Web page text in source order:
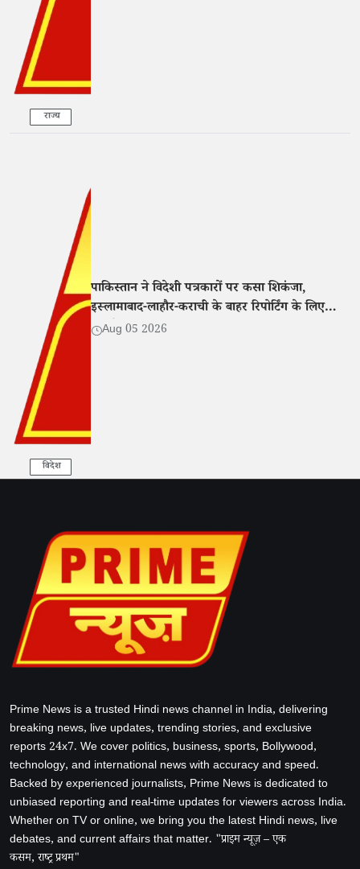
राज्य
विदेश
पाकिस्तान ने विदेशी पत्रकारों पर कसा शिकंजा,
इस्लामाबाद-लाहौर-कराची के बाहर रिपोर्टिंग के लिए
एनओसी अनिवार्य
Aug 05 2026
Prime News is a trusted Hindi news channel in India, delivering
breaking news, live updates, trending stories, and exclusive
reports 24x7. We cover politics, business, sports, Bollywood,
technology, and international news with accuracy and speed.
Backed by experienced journalists, Prime News is dedicated to
unbiased reporting and real-time updates for viewers across India.
Whether on TV or online, we bring you the latest Hindi news, live
debates, and current affairs that matter. "प्राइम न्यूज़ – एक
कसम, राष्ट्र प्रथम"